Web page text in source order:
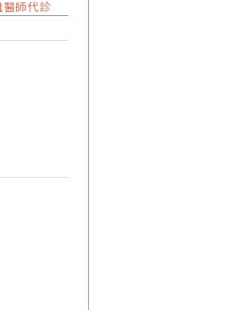
醫師代診